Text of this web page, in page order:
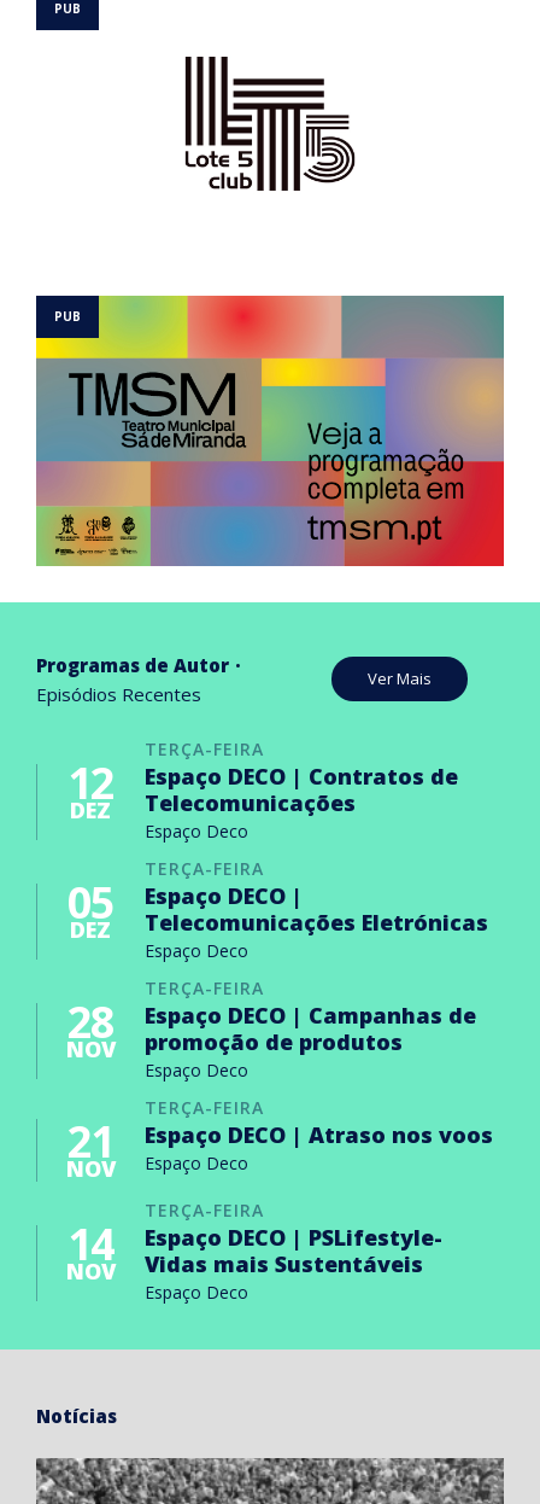
Programas de Autor
Episódios Recentes
Ver Mais
TERÇA-FEIRA
12
DEZ
Espaço DECO | Contratos de
Telecomunicações
Espaço Deco
TERÇA-FEIRA
05
DEZ
Espaço DECO |
Telecomunicações Eletrónicas
Espaço Deco
TERÇA-FEIRA
28
NOV
Espaço DECO | Campanhas de
promoção de produtos
Espaço Deco
TERÇA-FEIRA
21
NOV
Espaço DECO | Atraso nos voos
Espaço Deco
TERÇA-FEIRA
14
NOV
Espaço DECO | PSLifestyle-
Vidas mais Sustentáveis
Espaço Deco
Notícias